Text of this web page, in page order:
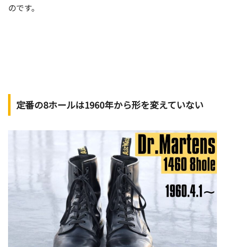
のです。
定番の8ホールは1960年から形を変えていない